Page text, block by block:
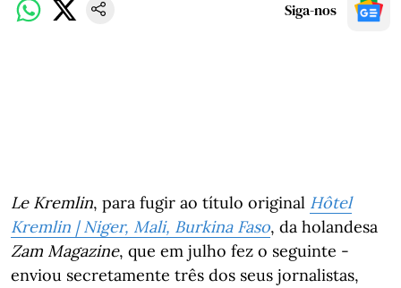
Siga-nos
Le Kremlin, para fugir ao título original Hôtel
Kremlin | Niger, Mali, Burkina Faso, da holandesa
Zam Magazine, que em julho fez o seguinte -
enviou secretamente três dos seus jornalistas,